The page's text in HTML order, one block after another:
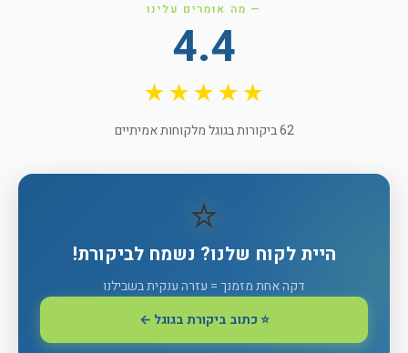
— מה אומרים עלינו
4.4
★★★★★
62 ביקורות בגוגל מלקוחות אמיתיים
⭐
היית לקוח שלנו? נשמח לביקורת!
דקה אחת מזמנך = עזרה ענקית בשבילנו
⭐ כתוב ביקורת בגוגל ←